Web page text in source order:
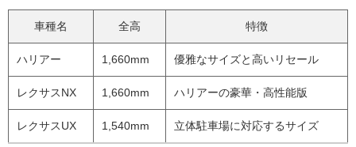
車種名 全高 特徴
ハリアー 1,660mm 優雅なサイズと高いリセール
レクサスNX 1,660mm ハリアーの豪華・高性能版
レクサスUX 1,540mm 立体駐車場に対応するサイズ